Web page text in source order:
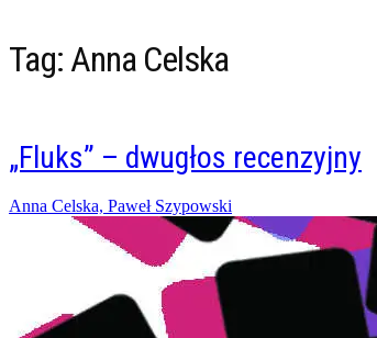
Tag: Anna Celska
„Fluks” – dwugłos recenzyjny
Posted
28/05/2017
Anna Celska, Paweł Szypowski